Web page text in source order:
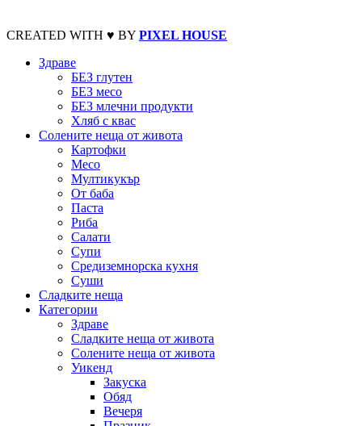
CREATED WITH ♥ BY PIXEL HOUSE
Здраве
БЕЗ глутен
БЕЗ месо
БЕЗ млечни продукти
Хляб с квас
Солените неща от живота
Картофки
Месо
Мултикукър
От баба
Паста
Риба
Салати
Супи
Средиземнорска кухня
Суши
Сладките неща
Категории
Здраве
Сладките неща от живота
Солените неща от живота
Уикенд
Закуска
Обяд
Вечеря